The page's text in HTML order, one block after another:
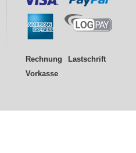
Rechnung
Lastschrift
Vorkasse